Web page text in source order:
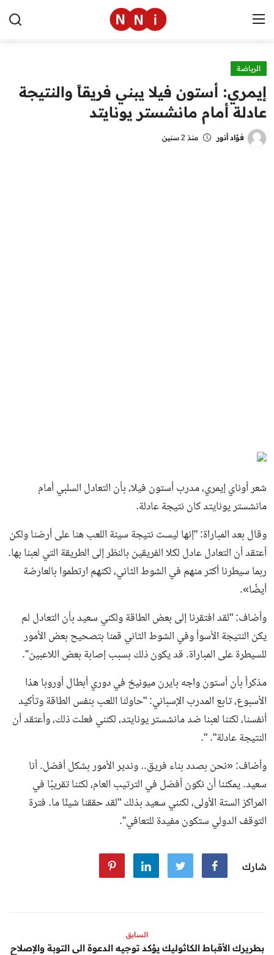
الرئيسية
اخبار مصر
العالم
الرياضة
إيمري: أستون فيلا يبني فريقاً والنتيجة
عادلة أمام مانشستر يونايتد
فؤاد أنور منذ 2 سنين
شعر أوناي إيمري، مدرب أستون فيلا، بأن التعادل السلبي أمام
مانشستر يونايتد كان نتيجة عادلة.
وقال بعد المباراة: "إنها ليست نتيجة سيئة اللعب هنا على أرضنا ولكن
أعتقد أن التعادل عادل لكلا الفريقين بالنظر إلى الطريقة التي لعبنا بها.
ربما سيطرنا أكثر منهم في الشوط الثاني، لكنهم ارتطموا بالعارضة
أيضًا».
وأضاف: "لقد افتقرنا إلى بعض الطاقة ولكني سعيد بأن التعادل لم
يكن النتيجة الأسوأ وفي الشوط الثاني قمنا بتصحيح بعض الأمور
للسيطرة على المباراة. قد يكون ذلك بسبب إصابة بعض اللاعبين”.
مذكراً بأن أستون واجه بايرن ميونيخ في دوري أبطال أوروبا هذا
الأسبوع، تابع المدرب الإسباني: "حاولنا اللعب بنفس الطاقة وتأكيد
أنفسنا، لكننا لعبنا ضد مانشستر يونايتد، لكنني فعلت ذلك، وأعتقد أن
النتيجة عادلة". ".
وأضاف: «نحن بصدد بناء فريق.. وندير الأمور بشكل أفضل. أنا
سعيد. يمكننا أن نكون أفضل في الترتيب العام، لكننا تقريبًا في
المراكز الستة الأولى، لكنني سعيد بذلك "لقد حققنا شيئًا ما. فترة
التوقف الدولي ستكون مفيدة للتعافي”.
شارك
السابق
بطريرك الأقباط الكاثوليك يؤكد توجيه الدعوة الى التوبة والإصلاح